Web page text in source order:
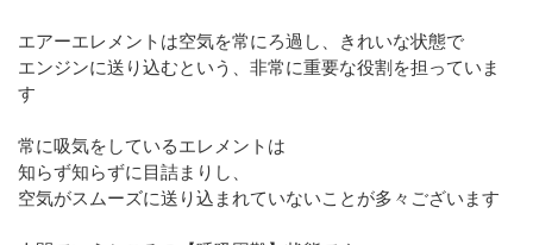
エアーエレメントは空気を常にろ過し、きれいな状態で
エンジンに送り込むという、非常に重要な役割を担っていま
す
常に吸気をしているエレメントは
知らず知らずに目詰まりし、
空気がスムーズに送り込まれていないことが多々ございます